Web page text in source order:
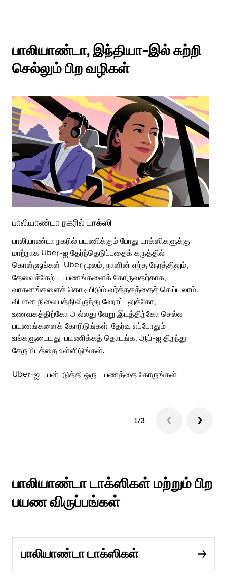
பாலியாண்டா, இந்தியா-இல் சுற்றி
செல்லும் பிற வழிகள்
பாலியாண்டா நகரில் டாக்ஸி
பாலியாண்டா நகரில் பயணிக்கும் போது டாக்ஸிகளுக்கு
மாற்றாக Uber-ஐ தேர்ந்தெடுப்பதைக் கருத்தில்
கொள்ளுங்கள். Uber மூலம், நாளின் எந்த நேரத்திலும்,
தேவைக்கேற்ப பயணங்களைக் கோருவதற்காக,
வாகனங்களைக் கொடியிடும் வர்த்தகத்தைச் செய்யலாம்.
விமான நிலையத்திலிருந்து ஹோட்டலுக்கோ,
உணவகத்திற்கோ அல்லது வேறு இடத்திற்கோ செல்ல
பயணங்களைக் கோரிடுங்கள். தேர்வு எப்போதும்
உங்களுடையது. பயணிக்கத் தொடங்க, ஆப்-ஐ திறந்து
சேருமிடத்தை உள்ளிடுங்கள்.
Uber-ஐ பயன்படுத்தி ஒரு பயணத்தை கோருங்கள்
1/3
பாலியாண்டா டாக்ஸிகள் மற்றும் பிற
பயண விருப்பங்கள்
பாலியாண்டா டாக்ஸிகள்